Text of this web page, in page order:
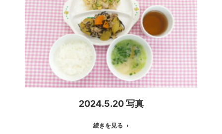
2024.5.20 写真
続きを見る